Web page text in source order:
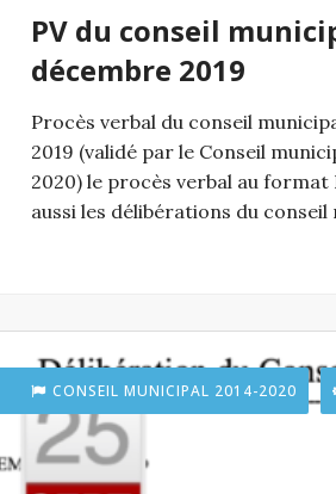
PV du conseil
décembre 2019
Procès verbal du conseil
2019 (validé par le Conseil
2020) le procès verbal au format
aussi les délibérations du conseil
CONSEIL MUNICIPAL 2014-2020